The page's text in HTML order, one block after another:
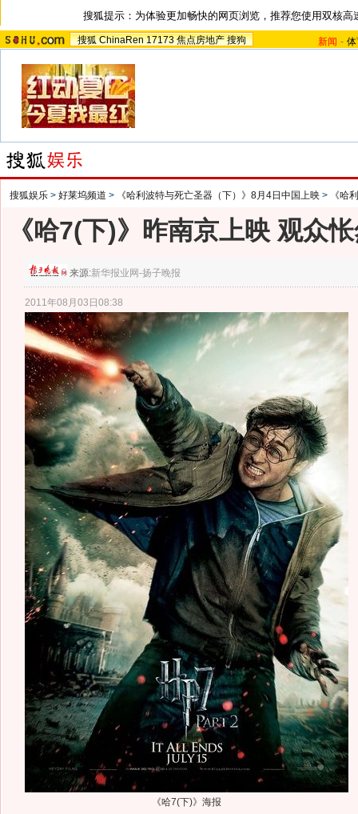
搜狐提示：为体验更加畅快的网页浏览，推荐您使用双核高
搜狐 ChinaRen 17173 焦点房地产 搜狗 新闻 -
搜狐娱乐 > 好莱坞频道 > 《哈利波特与死亡圣器（下）》8月4日中国上映 > 《哈
《哈7(下)》昨南京上映 观众
来源:新华报业网-扬子晚报
2011年08月03日08:38
《哈7(下)》海报